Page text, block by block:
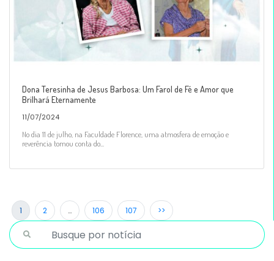
Dona Teresinha de Jesus Barbosa: Um Farol de Fé e Amor que
Brilhará Eternamente
11/07/2024
No dia 11 de julho, na Faculdade Florence, uma atmosfera de emoção e
reverência tomou conta do...
1 2 … 106 107 >>